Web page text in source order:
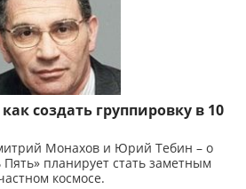
создать группировку в 10
Монахов и Юрий Тебин – о
планирует стать заметным
космосе.